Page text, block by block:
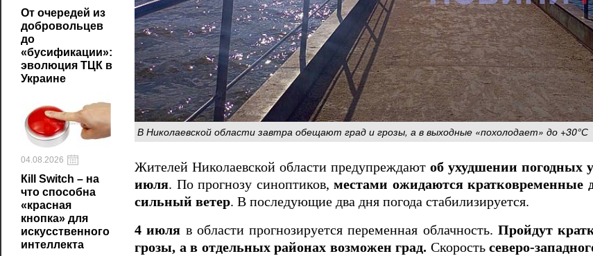
От очередей из
добровольцев
до
«бусификации»:
эволюция ТЦК в
Украине
04.08.2026
Кill Switch – на
что способна
«красная
кнопка» для
искусственного
интеллекта
В Николаевской области завтра обещают град и грозы, а в выходные «похолодает» до +30°С
Жителей Николаевской области предупреждают об ухудшении погодных
июля. По прогнозу синоптиков,местами ожидаются кратковременные
сильный ветер. В последующие два дня погода стабилизируется.
4 июля в области прогнозируется переменная облачность.Пройдут
грозы, а в отдельных районах возможен град. Скоростьсеверо-